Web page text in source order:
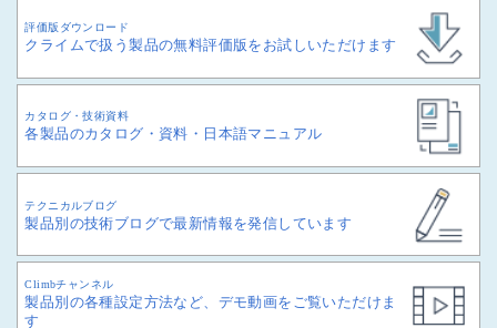
評価版ダウンロード
クライムで扱う製品の無料評価版をお試しいただけます
カタログ・技術資料
各製品のカタログ・資料・日本語マニュアル
テクニカルブログ
製品別の技術ブログで最新情報を発信しています
Climbチャンネル
製品別の各種設定方法など、デモ動画をご覧いただけま
す